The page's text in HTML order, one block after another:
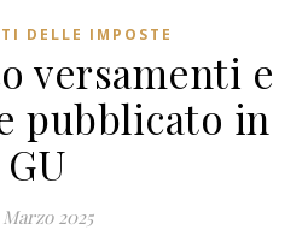
DELLE IMPOSTE
versamenti e
pubblicato in
GU
Marzo 2025